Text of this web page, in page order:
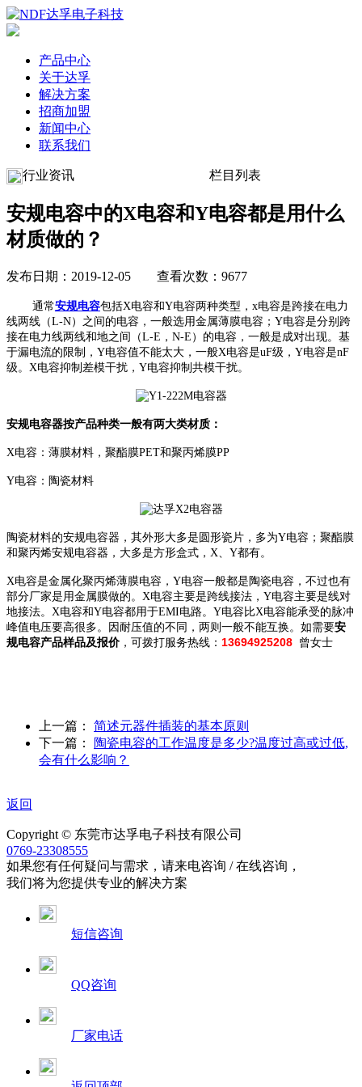
产品中心
关于达孚
解决方案
招商加盟
新闻中心
联系我们
行业资讯 栏目列表
安规电容中的X电容和Y电容都是用什么
材质做的？
发布日期：2019-12-05 查看次数：9677
通常安规电容包括X电容和Y电容两种类型，x电容是跨接在电力
线两线（L-N）之间的电容，一般选用金属薄膜电容；Y电容是分别跨
接在电力线两线和地之间（L-E，N-E）的电容，一般是成对出现。基
于漏电流的限制，Y电容值不能太大，一般X电容是uF级，Y电容是nF
级。X电容抑制差模干扰，Y电容抑制共模干扰。
安规电容器按产品种类一般有两大类材质：
X电容：薄膜材料，聚酯膜PET和聚丙烯膜PP
Y电容：陶瓷材料
陶瓷材料的安规电容器，其外形大多是圆形瓷片，多为Y电容；聚酯膜
和聚丙烯安规电容器，大多是方形盒式，X、Y都有。
X电容是金属化聚丙烯薄膜电容，Y电容一般都是陶瓷电容，不过也有
部分厂家是用金属膜做的。X电容主要是跨线接法，Y电容主要是线对
地接法。X电容和Y电容都用于EMI电路。Y电容比X电容能承受的脉冲
峰值电压要高很多。因耐压值的不同，两则一般不能互换。如需要安
规电容产品样品及报价，可拨打服务热线： 13694925208 曾女士
上一篇： 简述元器件插装的基本原则
下一篇：
陶瓷电容的工作温度是多少?温度过高或过低,
会有什么影响？
返回
Copyright © 东莞市达孚电子科技有限公司
0769-23308555
如果您有任何疑问与需求，请来电咨询 / 在线咨询，
我们将为您提供专业的解决方案
短信咨询
QQ咨询
厂家电话